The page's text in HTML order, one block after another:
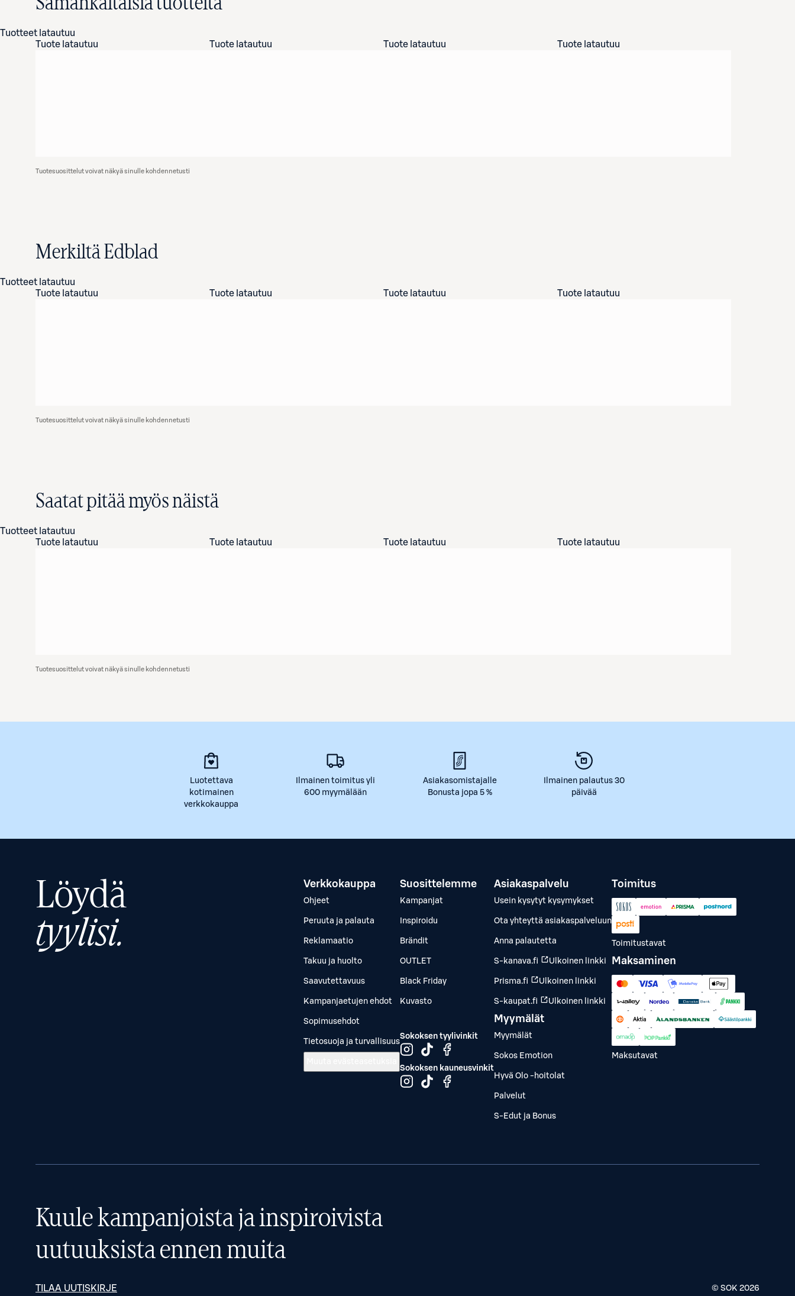
Tuotteet latautuu
Tuote latautuu
Tuote latautuu Tuote latautuu Tuote latautuu
Tuotesuosittelut voivat näkyä sinulle kohdennetusti
Merkiltä Edblad
Tuotteet latautuu
Tuote latautuu
Tuote latautuu Tuote latautuu Tuote latautuu
Tuotesuosittelut voivat näkyä sinulle kohdennetusti
Saatat pitää myös näistä
Tuotteet latautuu
Tuote latautuu
Tuote latautuu Tuote latautuu Tuote latautuu
Tuotesuosittelut voivat näkyä sinulle kohdennetusti
Luotettava
kotimainen
verkkokauppa
Ilmainen toimitus yli
600 myymälään
Asiakasomistajalle
Bonusta jopa 5 %
Ilmainen palautus 30
päivää
Löydä
tyylisi.
Verkkokauppa
Ohjeet
Peruuta ja palauta
Reklamaatio
Takuu ja huolto
Saavutettavuus
Kampanjaetujen ehdot
Sopimusehdot
Tietosuoja ja turvallisuus
Suosittelemme
Kampanjat
Inspiroidu
Brändit
OUTLET
Black Friday
Kuvasto
Sokoksen tyylivinkit
Sokoksen kauneusvinkit
Asiakaspalvelu
Usein kysytyt kysymykset
Ota yhteyttä asiakaspalveluun
Anna palautetta
S-kanava.fi Ulkoinen linkki
Prisma.fi Ulkoinen linkki
S-kaupat.fi Ulkoinen linkki
Myymälät
Myymälät
Sokos Emotion
Hyvä Olo -hoitolat
Palvelut
S-Edut ja Bonus
Toimitus
Toimitustavat
Maksaminen
Maksutavat
Kuule kampanjoista ja inspiroivista
uutuuksista ennen muita
TILAA UUTISKIRJE © SOK 2026